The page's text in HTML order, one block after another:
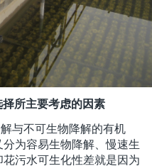
所主要考虑的因素
与不可生物降解的有机
为容易生物降解、慢速生
污水可生化性差就是因为